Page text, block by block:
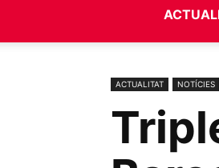
ACTUALITAT NOTÍCIES